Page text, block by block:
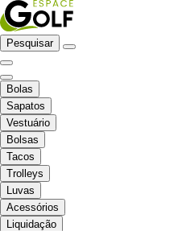
Pesquisar
Bolas
Sapatos
Vestuário
Bolsas
Tacos
Trolleys
Luvas
Acessórios
Liquidação